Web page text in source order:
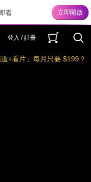
看
登入 / 註冊
道+看片」每月只要 $199？